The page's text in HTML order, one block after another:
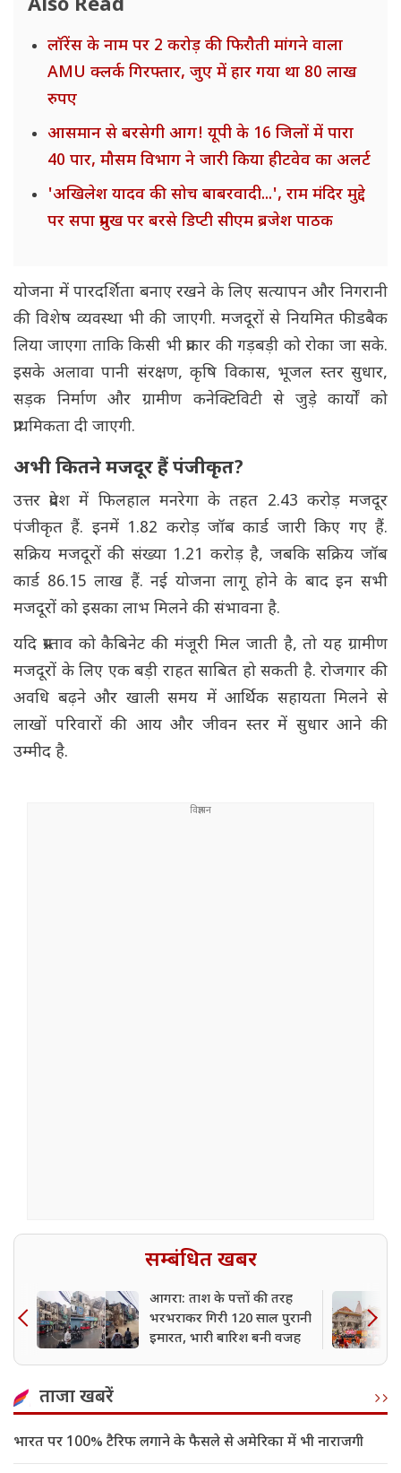
Also Read
लॉरेंस के नाम पर 2 करोड़ की फिरौती मांगने वाला
AMU क्लर्क गिरफ्तार, जुए में हार गया था 80 लाख
रुपए
आसमान से बरसेगी आग! यूपी के 16 जिलों में पारा
40 पार, मौसम विभाग ने जारी किया हीटवेव का अलर्ट
'अखिलेश यादव की सोच बाबरवादी...', राम मंदिर मुद्दे
पर सपा प्रमुख पर बरसे डिप्टी सीएम ब्रजेश पाठक
योजना में पारदर्शिता बनाए रखने के लिए सत्यापन और निगरानी
की विशेष व्यवस्था भी की जाएगी. मजदूरों से नियमित फीडबैक
लिया जाएगा ताकि किसी भी प्रकार की गड़बड़ी को रोका जा सके.
इसके अलावा पानी संरक्षण, कृषि विकास, भूजल स्तर सुधार,
सड़क निर्माण और ग्रामीण कनेक्टिविटी से जुड़े कार्यों को
प्राथमिकता दी जाएगी.
अभी कितने मजदूर हैं पंजीकृत?
उत्तर प्रदेश में फिलहाल मनरेगा के तहत 2.43 करोड़ मजदूर
पंजीकृत हैं. इनमें 1.82 करोड़ जॉब कार्ड जारी किए गए हैं.
सक्रिय मजदूरों की संख्या 1.21 करोड़ है, जबकि सक्रिय जॉब
कार्ड 86.15 लाख हैं. नई योजना लागू होने के बाद इन सभी
मजदूरों को इसका लाभ मिलने की संभावना है.
यदि प्रस्ताव को कैबिनेट की मंजूरी मिल जाती है, तो यह ग्रामीण
मजदूरों के लिए एक बड़ी राहत साबित हो सकती है. रोजगार की
अवधि बढ़ने और खाली समय में आर्थिक सहायता मिलने से
लाखों परिवारों की आय और जीवन स्तर में सुधार आने की
उम्मीद है.
सम्बंधित खबर
आगरा: ताश के पत्तों की तरह
भरभराकर गिरी 120 साल पुरानी
इमारत, भारी बारिश बनी वजह
ताजा खबरें
भारत पर 100% टैरिफ लगाने के फैसले से अमेरिका में भी नाराजगी